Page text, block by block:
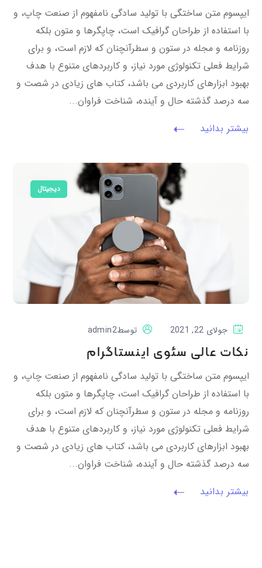
ایپسوم متن ساختگی با تولید سادگی نامفهوم از صنعت چاپ، و
با استفاده از طراحان گرافیک است، چاپگرها و متون بلکه
روزنامه و مجله در ستون و سطرآنچنان که لازم است، و برای
شرایط فعلی تکنولوژی مورد نیاز، و کاربردهای متنوع با هدف
بهبود ابزارهای کاربردی می باشد، کتاب های زیادی در شصت و
سه درصد گذشته حال و آینده، شناخت فراوان...
بیشتر بدانید
دیجیتال
جولای 22, 2021 توسطadmin2
نکات عالی سئوی اینستاگرام
ایپسوم متن ساختگی با تولید سادگی نامفهوم از صنعت چاپ، و
با استفاده از طراحان گرافیک است، چاپگرها و متون بلکه
روزنامه و مجله در ستون و سطرآنچنان که لازم است، و برای
شرایط فعلی تکنولوژی مورد نیاز، و کاربردهای متنوع با هدف
بهبود ابزارهای کاربردی می باشد، کتاب های زیادی در شصت و
سه درصد گذشته حال و آینده، شناخت فراوان...
بیشتر بدانید